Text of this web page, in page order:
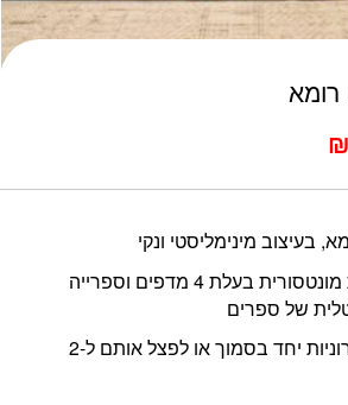
רומא
₪
הסט מורכב מארונית מונטסורית בעלת 4 מדפים וספרייה
של ספרים
ניתן להציב את 2 הארוניות יחד בסמוך או לפצל אותם ל-2